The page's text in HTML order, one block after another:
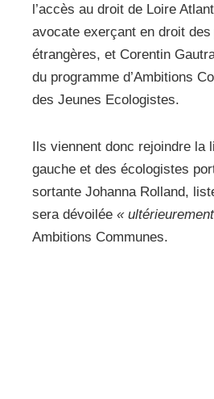
l’accès au droit de Loire
avocate exerçant en droit des
étrangères, et Corentin
du programme d’Ambitions
des Jeunes Ecologistes.
Ils viennent donc rejoindre la
gauche et des écologistes
sortante Johanna Rolland,
sera dévoilée «
Ambitions Communes.